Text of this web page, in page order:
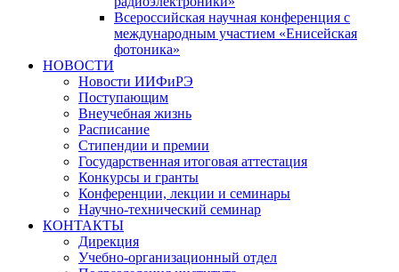
Всероссийская научная конференция с
международным участием «Енисейская
фотоника»
НОВОСТИ
Новости ИИФиРЭ
Поступающим
Внеучебная жизнь
Расписание
Стипендии и премии
Государственная итоговая аттестация
Конкурсы и гранты
Конференции, лекции и семинары
Научно-технический семинар
КОНТАКТЫ
Дирекция
Учебно-организационный отдел